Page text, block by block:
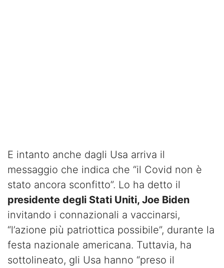
E intanto anche dagli Usa arriva il
messaggio che indica che “il Covid non è
stato ancora sconfitto”. Lo ha detto il
presidente degli Stati Uniti, Joe Biden
invitando i connazionali a vaccinarsi,
“l’azione più patriottica possibile”, durante la
festa nazionale americana. Tuttavia, ha
sottolineato, gli Usa hanno “preso il